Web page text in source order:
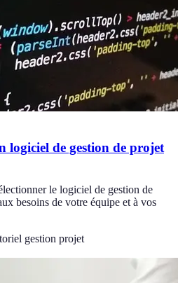
logiciel de gestion de projet
le logiciel de gestion de
besoins de votre équipe et à vos
gestion projet